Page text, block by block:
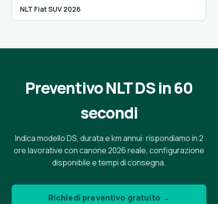
NLT Fiat SUV 2026
Preventivo NLT DS in 60
secondi
Indica modello DS, durata e km annui: rispondiamo in 2
ore lavorative con canone 2026 reale, configurazione
disponibile e tempi di consegna.
Richiedi preventivo gratuito →